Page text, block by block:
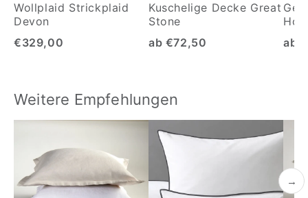
Wollplaid Strickplaid
Devon
€329,00
Kuschelige Decke Great
Stone
ab €72,50
ab
Weitere Empfehlungen
→